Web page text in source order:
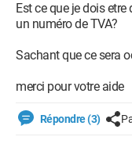
Est ce que je dois
un numéro de TVA?
Sachant que ce sera
merci pour votre aide
Répondre (3)